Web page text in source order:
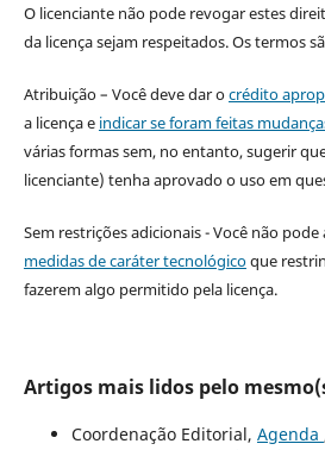
O licenciante não pode revogar estes
da licença sejam respeitados. Os termos
Atribuição – Você deve dar ocrédito
a licença e indicar se foram feitas
várias formas sem, no entanto, sugerir
licenciante) tenha aprovado o uso em
Sem restrições adicionais - Você não
medidas de caráter tecnológicoque
fazerem algo permitido pela licença.
Artigos mais lidos pelo
Coordenação Editorial, Agenda